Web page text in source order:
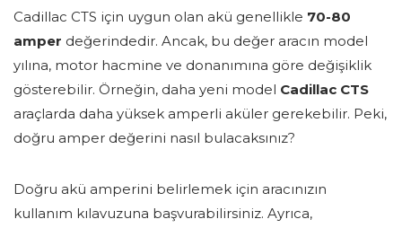
Cadillac CTS için uygun olan akü genellikle 70-80
amper değerindedir. Ancak, bu değer aracın model
yılına, motor hacmine ve donanımına göre değişiklik
gösterebilir. Örneğin, daha yeni model Cadillac CTS
araçlarda daha yüksek amperli aküler gerekebilir. Peki,
doğru amper değerini nasıl bulacaksınız?
Doğru akü amperini belirlemek için aracınızın
kullanım kılavuzuna başvurabilirsiniz. Ayrıca,